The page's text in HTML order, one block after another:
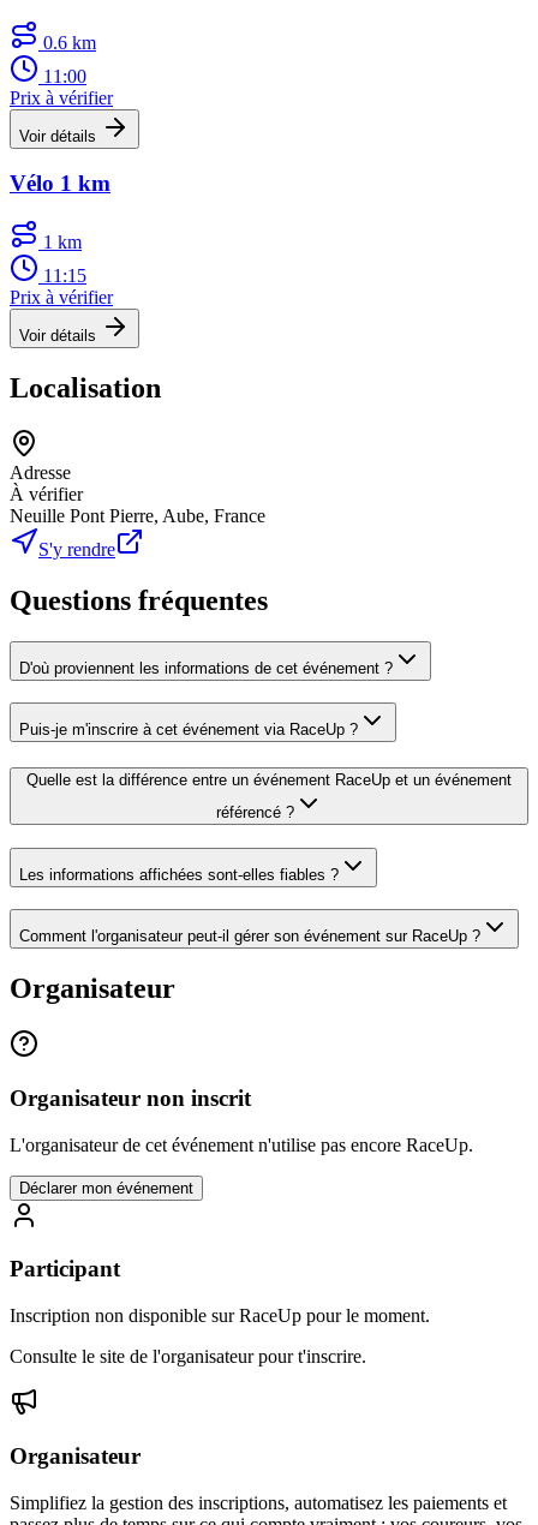
0.6 km
11:00
Prix à vérifier
Voir détails
Vélo 1 km
1 km
11:15
Prix à vérifier
Voir détails
Localisation
Adresse
À vérifier
Neuille Pont Pierre, Aube, France
S'y rendre
Questions fréquentes
D'où proviennent les informations de cet événement ?
Puis-je m'inscrire à cet événement via RaceUp ?
Quelle est la différence entre un événement RaceUp et un événement
référencé ?
Les informations affichées sont-elles fiables ?
Comment l'organisateur peut-il gérer son événement sur RaceUp ?
Organisateur
Organisateur non inscrit
L'organisateur de cet événement n'utilise pas encore RaceUp.
Déclarer mon événement
Participant
Inscription non disponible sur RaceUp pour le moment.
Consulte le site de l'organisateur pour t'inscrire.
Organisateur
Simplifiez la gestion des inscriptions, automatisez les paiements et